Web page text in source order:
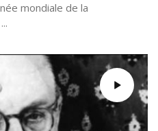
mondiale de la